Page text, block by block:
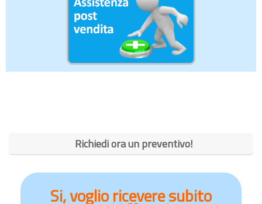
Richiedi ora un preventivo!
Si, voglio ricevere subito